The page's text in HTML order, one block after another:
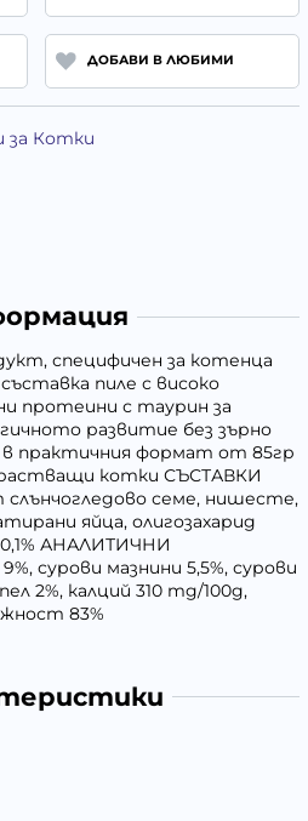
ДОБАВИ В ЛЮБИМИ
за Котки
специфичен за котенца
пиле с високо
протеини с таурин за
развитие без зърно
практичния формат от 85гр
котки СЪСТАВКИ
слънчогледово семе, нишесте,
яйца, олигозахарид
АНАЛИТИЧНИ
сурови мазнини 5,5%, сурови
2%, калций 310 mg/100g,
83%